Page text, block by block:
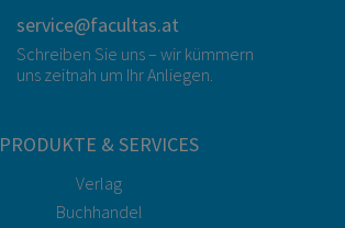
service@facultas.at
Schreiben Sie uns – wir kümmern
uns zeitnah um Ihr Anliegen.
PRODUKTE & SERVICES
Verlag
Buchhandel